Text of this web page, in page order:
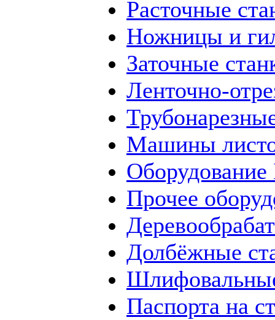
Расточные
Ножницы и
Заточные
Ленточно-
Машины
Прочее
Долбёжные
Паспорта на